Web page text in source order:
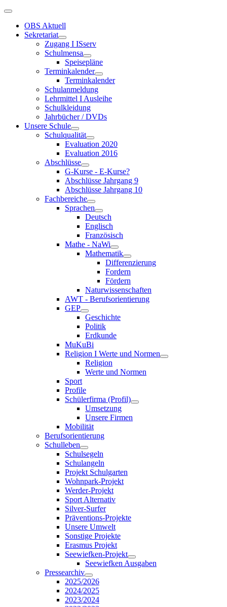
OBS Aktuell
Sekretariat
Zugang I ISserv
Schulmensa
Speisepläne
Terminkalender
Terminkalender
Schulanmeldung
Lehrmittel I Ausleihe
Schulkleidung
Jahrbücher / DVDs
Unsere Schule
Schulqualität
Evaluation 2020
Evaluation 2016
Abschlüsse
G-Kurse - E-Kurse?
Abschlüsse Jahrgang 9
Abschlüsse Jahrgang 10
Fachbereiche
Sprachen
Deutsch
Englisch
Französisch
Mathe - NaWi
Mathematik
Differenzierung
Fordern
Fördern
Naturwissenschaften
AWT - Berufsorientierung
GEP
Geschichte
Politik
Erdkunde
MuKuBi
Religion I Werte und Normen
Religion
Werte und Normen
Sport
Profile
Schülerfirma (Profil)
Umsetzung
Unsere Firmen
Mobilität
Berufsorientierung
Schulleben
Schulsegeln
Schulangeln
Projekt Schulgarten
Wohnpark-Projekt
Werder-Projekt
Sport Alternativ
Silver-Surfer
Präventions-Projekte
Unsere Umwelt
Sonstige Projekte
Erasmus Projekt
Seewiefken-Projekt
Seewiefken Ausgaben
Pressearchiv
2025/2026
2024/2025
2023/2024